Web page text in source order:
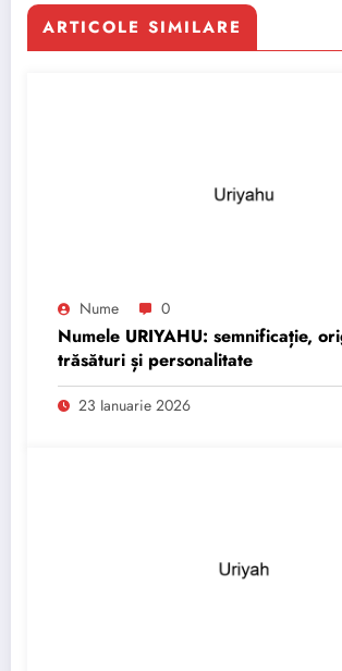
ARTICOLE SIMILARE
Nume 0
Numele URIYAHU: semnificație,
trăsături și personalitate
23 Ianuarie 2026